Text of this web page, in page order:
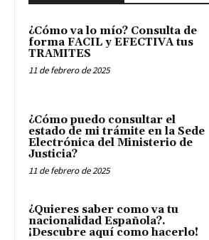
¿Cómo va lo mío? Consulta de
forma FACIL y EFECTIVA tus
TRAMITES
11 de febrero de 2025
¿Cómo puedo consultar el
estado de mi trámite en la Sede
Electrónica del Ministerio de
Justicia?
11 de febrero de 2025
¿Quieres saber como va tu
nacionalidad Española?.
¡Descubre aquí como hacerlo!